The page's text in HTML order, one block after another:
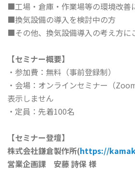
■工場・倉庫・作業場等の環境改善
■換気設備の導入を検討中の方
■その他、換気設備導入の考え方に
【セミナー概要】
・参加費：無料（事前登録制）
・会場：オンラインセミナー（
表示しません
・定員：先着100名
【セミナー登壇】
株式会社鎌倉製作所(https://
営業企画課 安藤 詩保 様